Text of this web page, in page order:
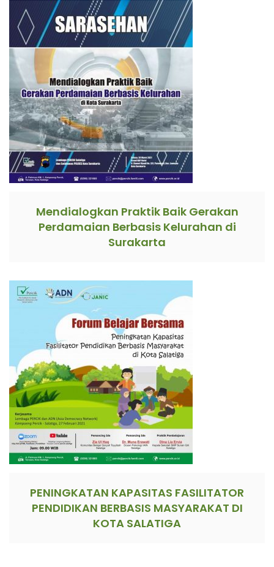
Mendialogkan Praktik Baik Gerakan
Perdamaian Berbasis Kelurahan di
Surakarta
PENINGKATAN KAPASITAS FASILITATOR
PENDIDIKAN BERBASIS MASYARAKAT DI
KOTA SALATIGA